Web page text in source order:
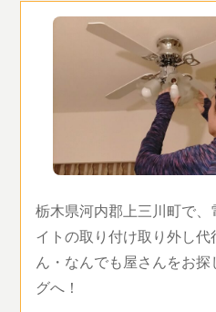
栃木県河内郡上三川町で
イトの取り付け取り外し
ん・なんでも屋さんをお
グへ！